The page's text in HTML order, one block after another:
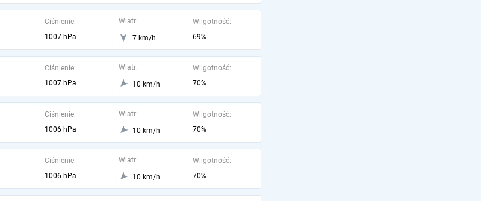
Ciśnienie:
1007 hPa
Wiatr:
7 km/h
Wilgotność:
69%
Ciśnienie:
1007 hPa
Wiatr:
10 km/h
Wilgotność:
70%
Ciśnienie:
1006 hPa
Wiatr:
10 km/h
Wilgotność:
70%
Ciśnienie:
1006 hPa
Wiatr:
10 km/h
Wilgotność:
70%